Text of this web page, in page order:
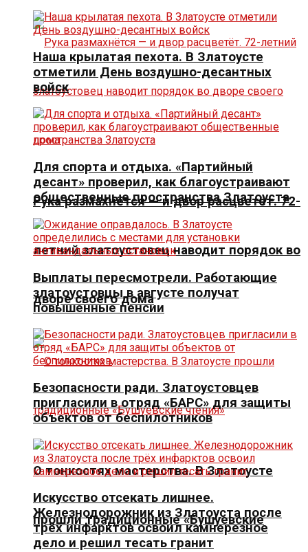
Рука размахнётся — и двор расцветёт. 72-
летний златоустовец наводит порядок во
дворе своего дома
О тонкостях мастерства. В Златоусте
прошли традиционные «Бушуевские
Наша крылатая пехота. В Златоусте
отметили День воздушно-десантных
войск
Для спорта и отдыха. «Партийный
десант» проверил, как благоустраивают
общественные пространства Златоуста
Выплаты пересмотрели. Работающие
златоустовцы в августе получат
повышенные пенсии
Безопасности ради. Златоустовцев
пригласили в отряд «БАРС» для защиты
объектов от беспилотников
Искусство отсекать лишнее.
Железнодорожник из Златоуста после
трёх инфарктов освоил камнерезное
дело и решил тесать гранит